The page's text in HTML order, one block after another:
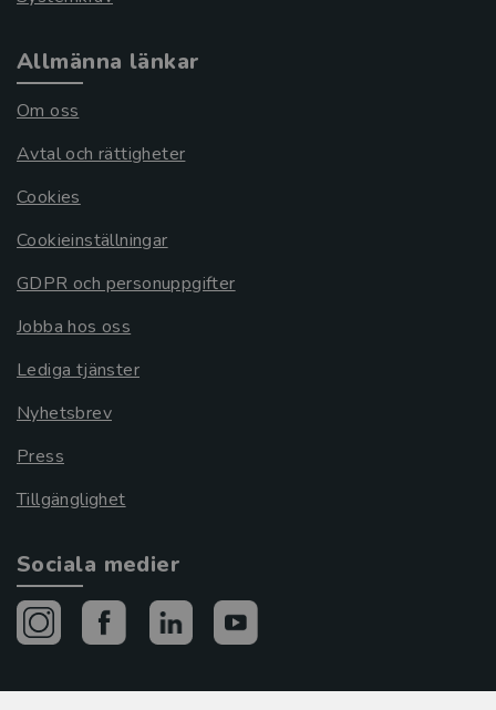
Allmänna länkar
Om oss
Avtal och rättigheter
Cookies
Cookieinställningar
GDPR och personuppgifter
Jobba hos oss
Lediga tjänster
Nyhetsbrev
Press
Tillgänglighet
Sociala medier